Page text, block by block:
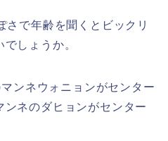
さで年齢を聞くとビックリ
しょうか。
ンネウォニョンがセンター
ンネのダヒョンがセンター